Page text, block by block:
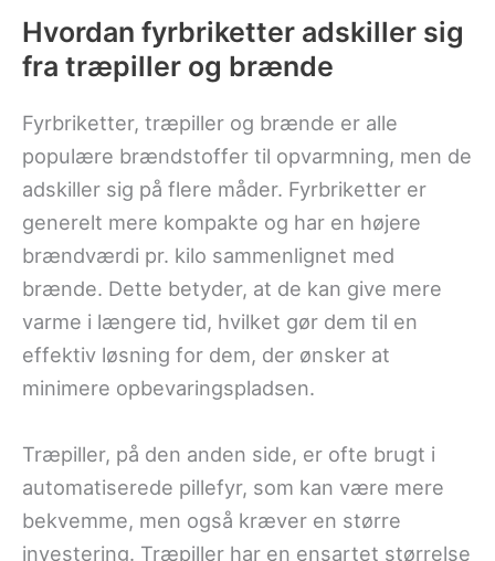
Hvordan fyrbriketter adskiller sig
fra træpiller og brænde
Fyrbriketter, træpiller og brænde er alle
populære brændstoffer til opvarmning, men de
adskiller sig på flere måder. Fyrbriketter er
generelt mere kompakte og har en højere
brændværdi pr. kilo sammenlignet med
brænde. Dette betyder, at de kan give mere
varme i længere tid, hvilket gør dem til en
effektiv løsning for dem, der ønsker at
minimere opbevaringspladsen.
Træpiller, på den anden side, er ofte brugt i
automatiserede pillefyr, som kan være mere
bekvemme, men også kræver en større
investering. Træpiller har en ensartet størrelse